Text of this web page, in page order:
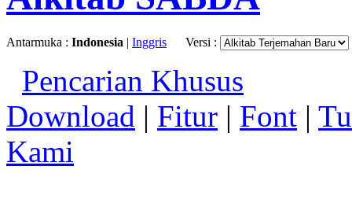
Antarmuka : Indonesia | Inggris Versi :
Pencarian Khusus
Download | Fitur | Font |
Kami